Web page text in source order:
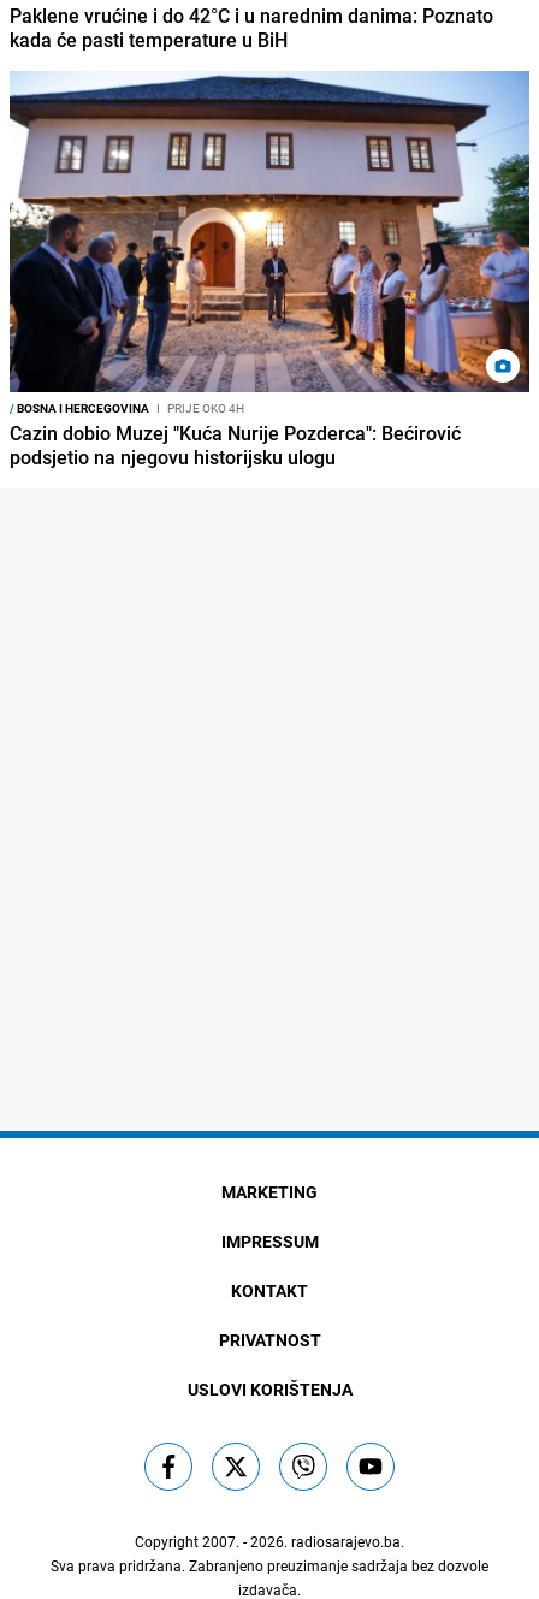
Paklene vrućine i do 42°C i u narednim danima: Poznato
kada će pasti temperature u BiH
/BOSNA I HERCEGOVINA I PRIJE OKO 4H
Cazin dobio Muzej "Kuća Nurije Pozderca": Bećirović
podsjetio na njegovu historijsku ulogu
MARKETING
IMPRESSUM
KONTAKT
PRIVATNOST
USLOVI KORIŠTENJA
Copyright 2007. - 2026. radiosarajevo.ba.
Sva prava pridržana. Zabranjeno preuzimanje sadržaja bez dozvole
izdavača.